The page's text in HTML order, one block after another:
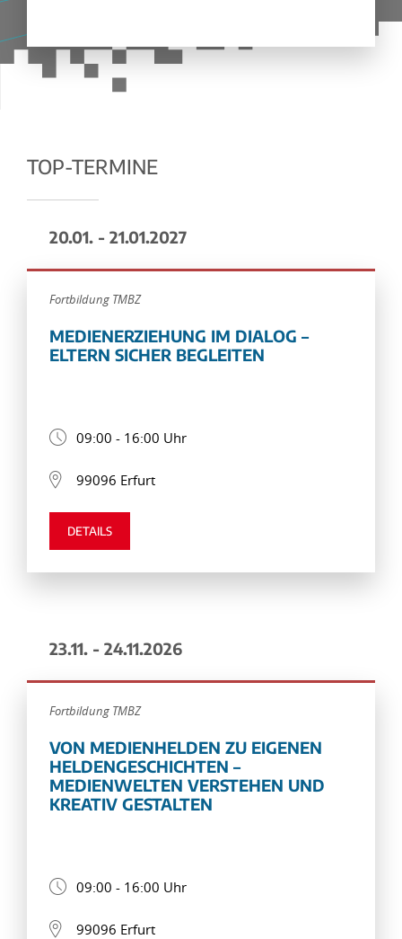
TOP-TERMINE
20.01. - 21.01.2027
Fortbildung TMBZ
MEDIENERZIEHUNG IM DIALOG –
ELTERN SICHER BEGLEITEN
09:00 - 16:00 Uhr
99096 Erfurt
DETAILS
23.11. - 24.11.2026
Fortbildung TMBZ
VON MEDIENHELDEN ZU EIGENEN
HELDENGESCHICHTEN –
MEDIENWELTEN VERSTEHEN UND
KREATIV GESTALTEN
09:00 - 16:00 Uhr
99096 Erfurt